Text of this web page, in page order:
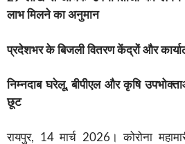
लाभ मिलने का अनुमान
प्रदेशभर के बिजली वितरण केंद्रों और
निम्नदाब घरेलू, बीपीएल और कृषि
छूट
रायपुर, 14 मार्च 2026। कोरोना